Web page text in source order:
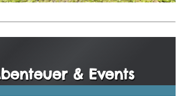
& Events